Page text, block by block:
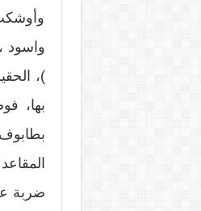
واسود
)،
بها،
ضربة